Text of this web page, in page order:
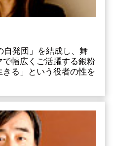
自発団」を結成し、舞
幅広くご活躍する銀粉
る」という役者の性を